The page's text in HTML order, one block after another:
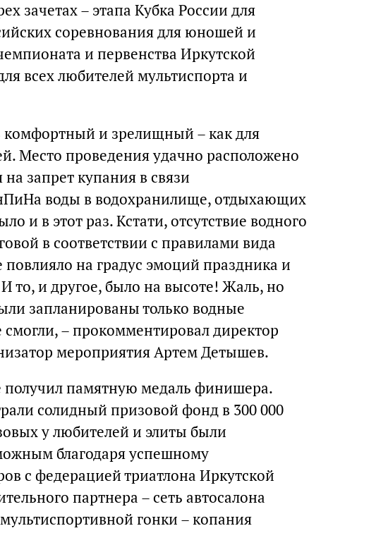
зачетах – этапа Кубка России для
соревнования для юношей и
и первенства Иркутской
всех любителей мультиспорта и
комфортный и зрелищный – как для
Место проведения удачно расположено
запрет купания в связи
воды в водохранилище, отдыхающих
и в этот раз. Кстати, отсутствие водного
в соответствии с правилами вида
повлияло на градус эмоций праздника и
то, и другое, было на высоте! Жаль, но
запланированы только водные
– прокомментировал директор
мероприятия Артем Детышев.
памятную медаль финишера.
солидный призовой фонд в 300 000
у любителей и элиты были
благодаря успешному
с федерацией триатлона Иркутской
партнера – сеть автосалона
гонки – копания